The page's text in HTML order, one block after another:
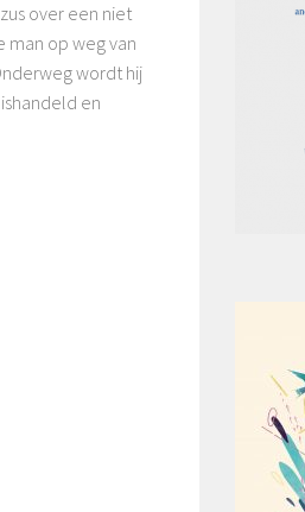
over een niet
man op weg van
wordt hij
en